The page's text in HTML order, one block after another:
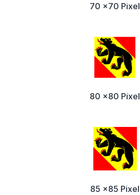
70 x70 Pixel
80 x80 Pixel
85 x85 Pixel